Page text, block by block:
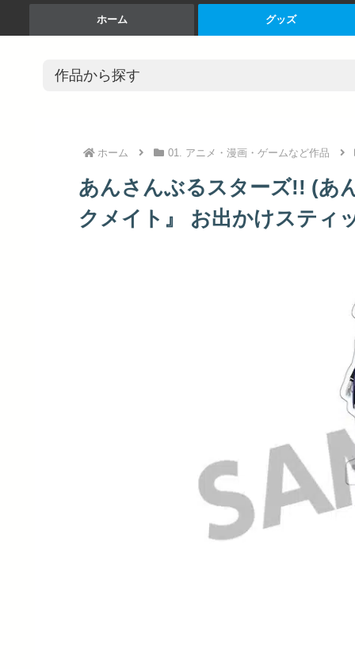
ホーム グッズ
ホーム 01. アニメ・漫画・ゲームなど作品
あんさんぶるスターズ!! (あ
クメイト』 お出かけスティ